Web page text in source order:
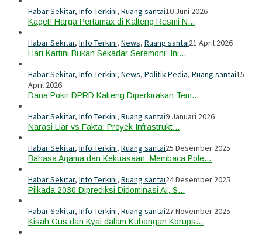
Habar Sekitar, Info Terkini, Ruang santai10 Juni 2026
Kaget! Harga Pertamax di Kalteng Resmi N…
Habar Sekitar, Info Terkini, News, Ruang santai21 April 2026
Hari Kartini Bukan Sekadar Seremoni: Ini…
Habar Sekitar, Info Terkini, News, Politik Pedia, Ruang santai15
April 2026
Dana Pokir DPRD Kalteng Diperkirakan Tem…
Habar Sekitar, Info Terkini, Ruang santai9 Januari 2026
Narasi Liar vs Fakta: Proyek Infrastrukt…
Habar Sekitar, Info Terkini, Ruang santai25 Desember 2025
Bahasa Agama dan Kekuasaan: Membaca Pole…
Habar Sekitar, Info Terkini, Ruang santai24 Desember 2025
Pilkada 2030 Diprediksi Didominasi AI, S…
Habar Sekitar, Info Terkini, Ruang santai27 November 2025
Kisah Gus dan Kyai dalam Kubangan Korups…